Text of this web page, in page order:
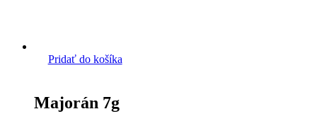
Pridať do košíka
Majorán 7g